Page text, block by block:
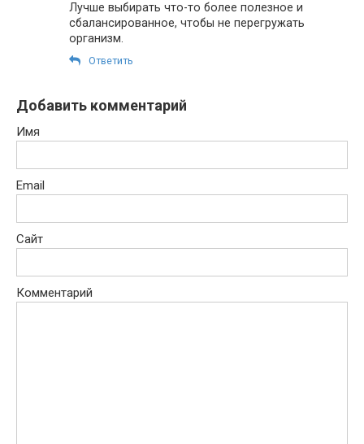
Лучше выбирать что-то более полезное и
сбалансированное, чтобы не перегружать
организм.
Ответить
Добавить комментарий
Имя
Email
Сайт
Комментарий